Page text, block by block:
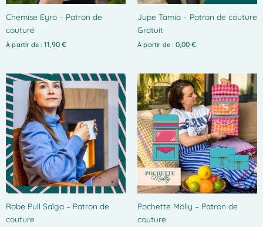
Chemise Eyra – Patron de
couture
À partir de : 11,90 €
Jupe Tamia – Patron de couture
Gratuit
À partir de : 0,00 €
choisies
sur
la
page
Robe Pull Saïga – Patron de
couture
Pochette Molly – Patron de
couture
Ce
produit
a
plusieurs
variations.
Les
options
peuvent
être
choisies
sur
la